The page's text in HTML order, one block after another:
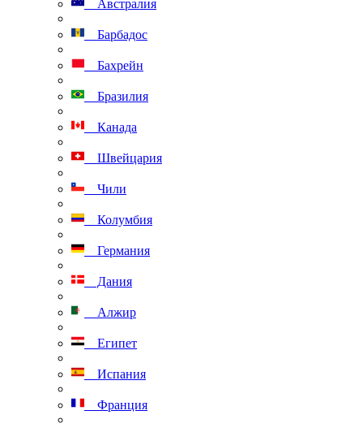
Австралия
Барбадос
Бахрейн
Бразилия
Канада
Швейцария
Чили
Колумбия
Германия
Дания
Алжир
Египет
Испания
Франция